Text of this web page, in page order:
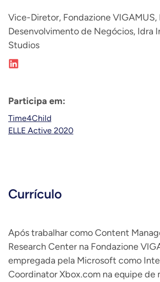
Vice-Diretor, Fondazione VIGAMUS,
Desenvolvimento de Negócios, Idra
Studios
Participa em:
Time4Child
ELLE Active 2020
Currículo
Após trabalhar como Content
Research Center na Fondazione
empregada pela Microsoft como
Coordinator Xbox.com na equipe de